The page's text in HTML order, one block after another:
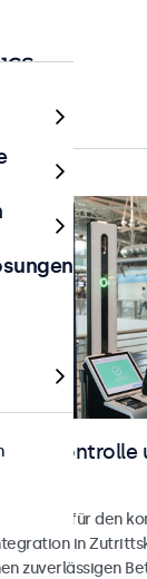
für den
in
zuverlässigen